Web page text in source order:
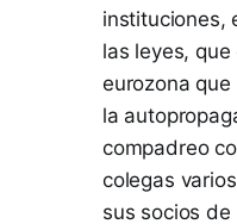
instituciones,
las leyes,
eurozona
la
compadreo
colegas
sus socios